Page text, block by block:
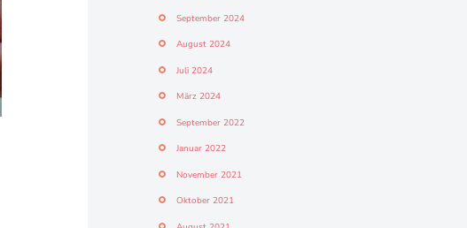
September 2024
August 2024
Juli 2024
März 2024
September 2022
Januar 2022
November 2021
Oktober 2021